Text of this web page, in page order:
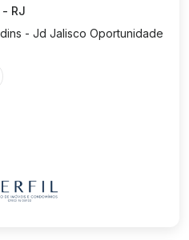
RJ
- Jd Jalisco Oportunidade